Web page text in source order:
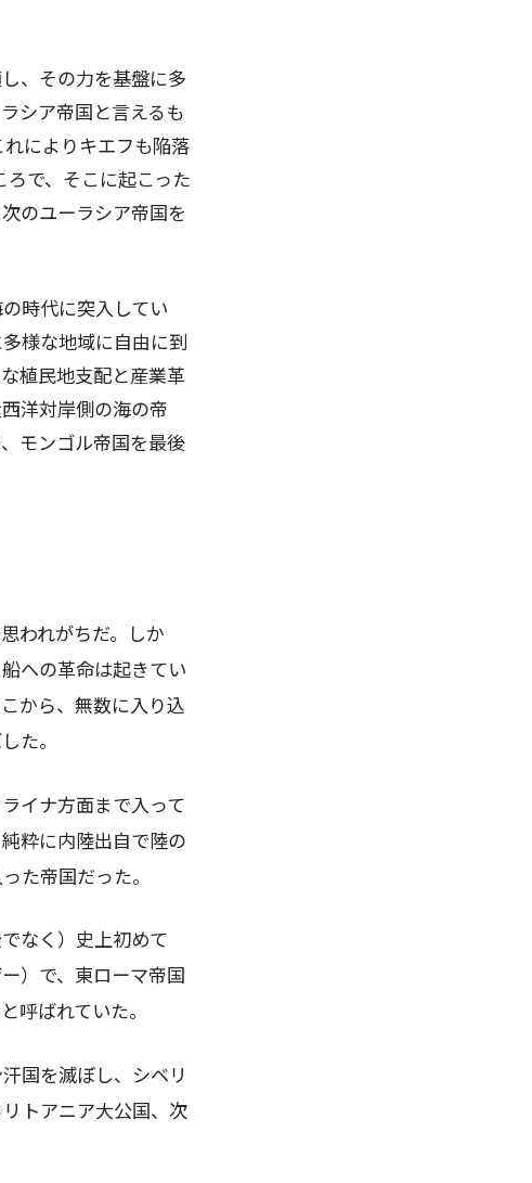
、その力を基盤に多
シア帝国と言えるも
によりキエフも陥落
で、そこに起こった
のユーラシア帝国を
時代に突入してい
様な地域に自由に到
植民地支配と産業革
洋対岸側の海の帝
モンゴル帝国を最後
われがちだ。しか
への革命は起きてい
から、無数に入り込
た。
イナ方面まで入って
粋に内陸出自で陸の
た帝国だった。
なく）史上初めて
）で、東ローマ帝国
呼ばれていた。
国を滅ぼし、シベリ
トアニア大公国、次